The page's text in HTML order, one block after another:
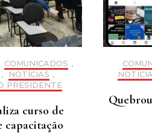
COMUNICADOS ,
, NOTÍCIAS ,
PRESIDENTE
curso de
capacitação